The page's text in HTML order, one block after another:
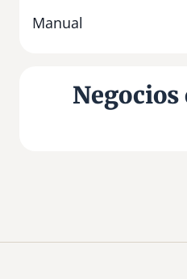
Manual
Negocios